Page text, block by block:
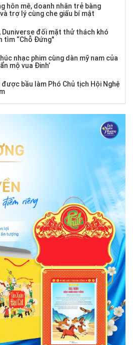
hôn mê, doanh nhân trẻ bàng
trợ lý cùng che giấu bí mật
Duniverse đối mặt thử thách khó
tìm “Chỗ Đứng"
nhạc phim cùng dàn mỹ nam của
mộ vua Đinh’
được bầu làm Phó Chủ tịch Hội Nghệ